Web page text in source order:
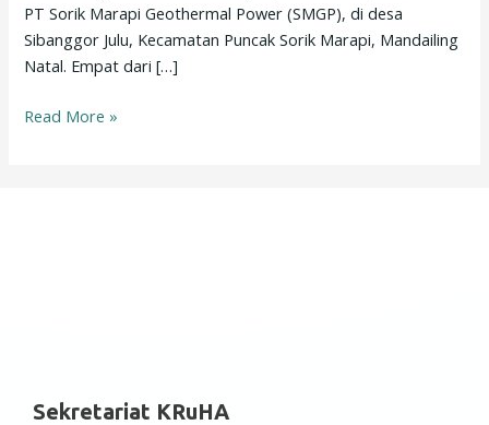
PT Sorik Marapi Geothermal Power (SMGP), di desa
Sibanggor Julu, Kecamatan Puncak Sorik Marapi, Mandailing
Natal. Empat dari […]
Read More »
Sekretariat KRuHA